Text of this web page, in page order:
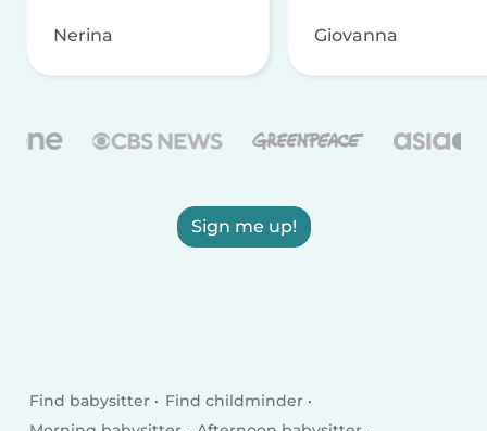
Nerina Giovanna
Sign me up!
Find babysitter
Find childminder